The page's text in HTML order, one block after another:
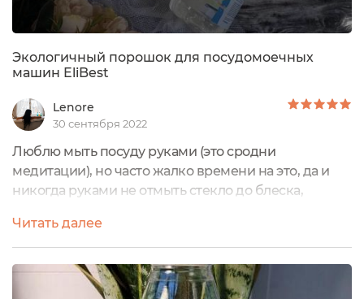
Экологичный порошок для посудомоечных
машин EliBest
Lenore
30 сентября 2022
Люблю мыть посуду руками (это сродни
медитации), но часто жалко времени на это, да и
никогда руками не отмыть стекло до блеска,
посудомоечная машина. А мне остаётся только
позаботиться о безопасном моющем средстве. На
данный момент я пользуюсь Экологичным
порошком для посудомоечных машин EliBest в
Читать далее